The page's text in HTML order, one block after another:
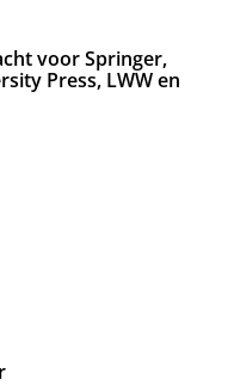
voor Springer,
Press, LWW en